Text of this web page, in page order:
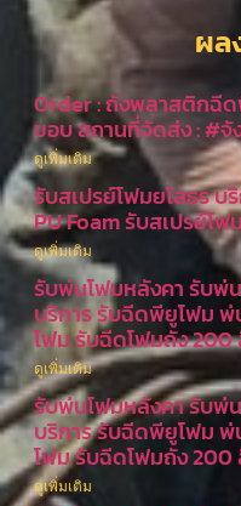
ผล
Order : ถังพลาสติกฉี
ขอบ สถานที่จัดส่ง : #จั
ดูเพิ่มเติม
รับสเปรย์โฟมยโสธร
PU Foam รับสเปรย์โ
ดูเพิ่มเติม
รับพ่นโฟมหลังคา รับพ่
บริการ รับฉีดพียูโฟม พ่
โฟม รับฉีดโฟมถัง 200
ดูเพิ่มเติม
รับพ่นโฟมหลังคา รับพ่
บริการ รับฉีดพียูโฟม พ่
โฟม รับฉีดโฟมถัง 200
ดูเพิ่มเติม